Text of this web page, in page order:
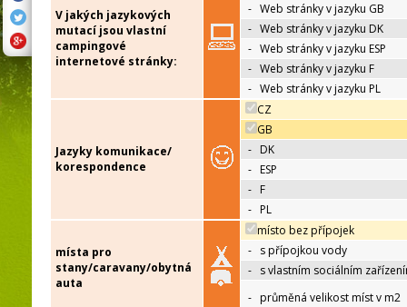
V jakých jazykových
mutací jsou vlastní
campingové
internetové stránky:
- Web stránky v jazyku GB
- Web stránky v jazyku DK
- Web stránky v jazyku ESP
- Web stránky v jazyku F
- Web stránky v jazyku PL
Jazyky komunikace/
korespondence
CZ
GB
- DK
- ESP
- F
- PL
místa pro
stany/caravany/obytná
auta
místo bez přípojek
- s přípojkou vody
- s vlastním sociálním
- průměná velikost míst v m2